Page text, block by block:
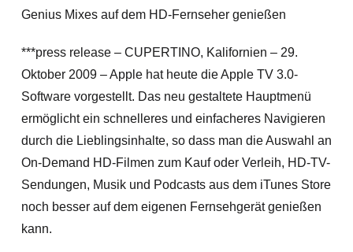
Genius Mixes auf dem HD-Fernseher genießen
***press release – CUPERTINO, Kalifornien – 29.
Oktober 2009 – Apple hat heute die Apple TV 3.0-
Software vorgestellt. Das neu gestaltete Hauptmenü
ermöglicht ein schnelleres und einfacheres Navigieren
durch die Lieblingsinhalte, so dass man die Auswahl an
On-Demand HD-Filmen zum Kauf oder Verleih, HD-TV-
Sendungen, Musik und Podcasts aus dem iTunes Store
noch besser auf dem eigenen Fernsehgerät genießen
kann.